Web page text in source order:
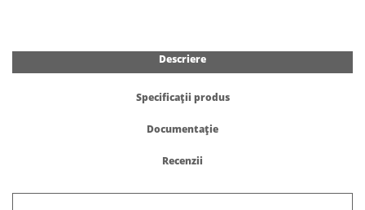
Descriere
Specificații produs
Documentație
Recenzii